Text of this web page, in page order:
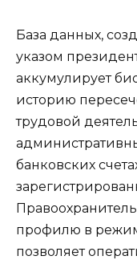
База данных,
указом
аккумулирует
историю
трудовой
банковских
профилю в
позволяет